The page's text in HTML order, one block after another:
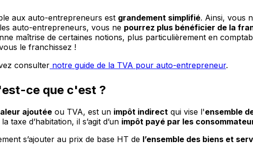
aux auto-entrepreneurs est grandement simplifié. Ainsi, vous
auto-entrepreneurs, vous ne pourrez plus bénéficier de la
maîtrise de certaines notions, plus particulièrement en
le franchissez !
consulter notre guide de la TVA pour auto-entrepreneur.
ce que c'est ?
ajoutée ou TVA, est un impôt indirect qui vise l'ensemble
d’habitation, il s’agit d’un impôt payé par les
s’ajouter au prix de base HT de l’ensemble des biens et